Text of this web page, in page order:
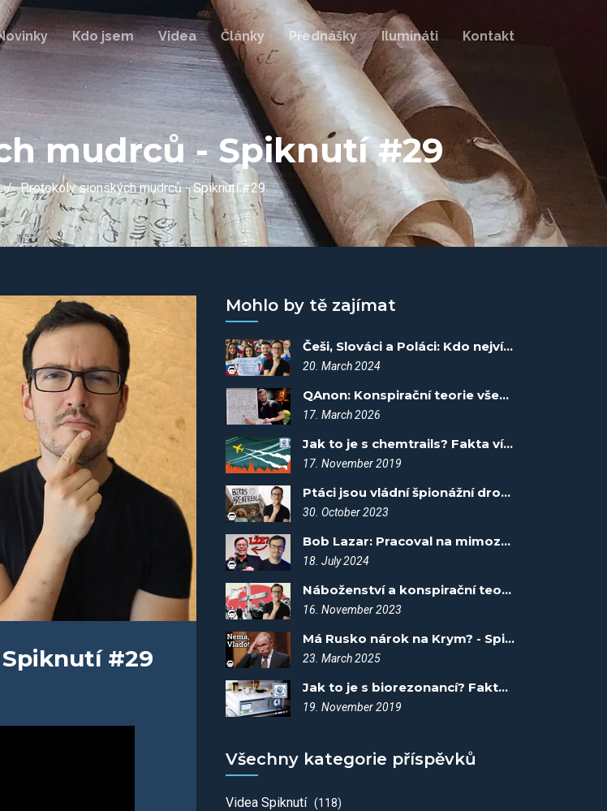
Kdo jsem Videa Články Přednášky Ilumináti Kontakt
mudrců - Spiknutí #29
Protokoly sionských mudrců - Spiknutí #29
#29
Mohlo by tě zajímat
Češi, Slováci a Poláci: Kdo nejvíc věří v konspirace? - Spiknutí #92
20. March 2024
QAnon: Konspirační teorie všeho (Fakta vítězí)
17. March 2026
Jak to je s chemtrails? Fakta vítězí #8
17. November 2019
Ptáci jsou vládní špionážní drony! - Spiknutí #41
30. October 2023
Bob Lazar: Pracoval na mimozemském talíři? - Spiknutí #100
18. July 2024
Náboženství a konspirační teorie: Co mají společného? - Spiknutí #54
16. November 2023
Má Rusko nárok na Krym? - Spiknutí #115
23. March 2025
Jak to je s biorezonancí? Fakta vítězí #10
19. November 2019
Všechny kategorie příspěvků
Videa Spiknutí (118)